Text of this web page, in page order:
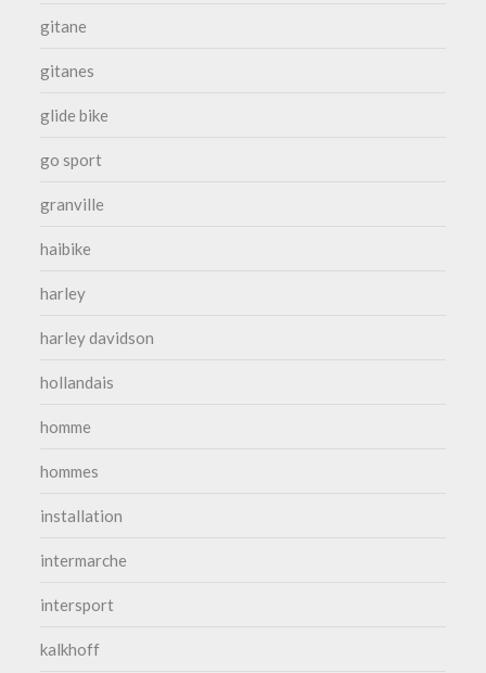
gitane
gitanes
glide bike
go sport
granville
haibike
harley
harley davidson
hollandais
homme
hommes
installation
intermarche
intersport
kalkhoff